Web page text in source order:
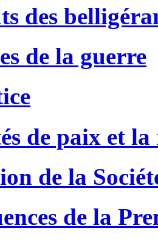
des
de la guerre
de paix et
de la
de la